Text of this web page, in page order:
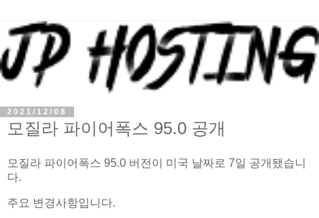
2021/12/08
모질라 파이어폭스 95.0 공개
모질라 파이어폭스 95.0 버전이 미국 날짜로 7일 공개됐습니
다.
주요 변경사항입니다.